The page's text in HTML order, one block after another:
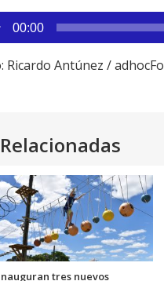
00:00
Ricardo Antúnez /
Relacionadas
tres nuevos